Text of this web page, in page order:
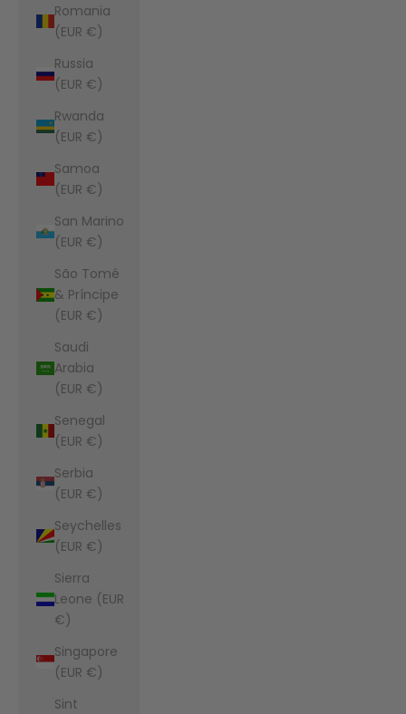
Romania
(EUR €)
Russia
(EUR €)
Rwanda
(EUR €)
Samoa
(EUR €)
San Marino
(EUR €)
São Tomé
& Príncipe
(EUR €)
Saudi
Arabia
(EUR €)
Senegal
(EUR €)
Serbia
(EUR €)
Seychelles
(EUR €)
Sierra
Leone (EUR
€)
Singapore
(EUR €)
Sint